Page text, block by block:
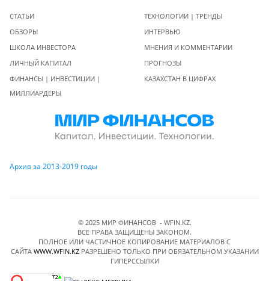
СТАТЬИ
ОБЗОРЫ
ШКОЛА ИНВЕСТОРА
ЛИЧНЫЙ КАПИТАЛ
ФИНАНСЫ | ИНВЕСТИЦИИ |
МИЛЛИАРДЕРЫ
ТЕХНОЛОГИИ | ТРЕНДЫ
ИНТЕРВЬЮ
МНЕНИЯ И КОММЕНТАРИИ
ПРОГНОЗЫ
КАЗАХСТАН В ЦИФРАХ
Архив за 2013-2019 годы
© 2025 МИР ФИНАНСОВ - WFIN.KZ.
ВСЕ ПРАВА ЗАЩИЩЕНЫ ЗАКОНОМ.
ПОЛНОЕ ИЛИ ЧАСТИЧНОЕ КОПИРОВАНИЕ МАТЕРИАЛОВ C
САЙТА WWW.WFIN.KZРАЗРЕШЕНО ТОЛЬКО ПРИ ОБЯЗАТЕЛЬНОМ УКАЗАНИИ
ГИПЕРССЫЛКИ